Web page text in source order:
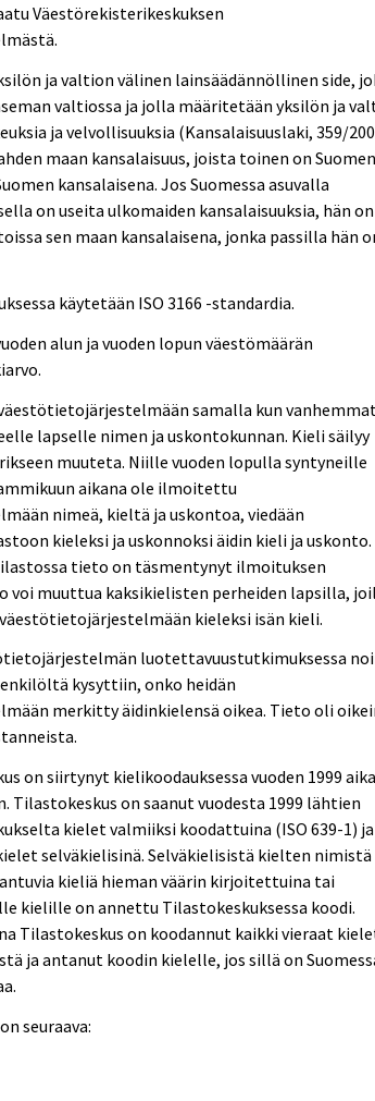
Väestörekisterikeskuksen
ja valtion välinen lainsäädännöllinen side,
valtiossa ja jolla määritetään yksilön ja
ja velvollisuuksia (Kansalaisuuslaki, 359/
maan kansalaisuus, joista toinen on
kansalaisena. Jos Suomessa asuvalla
on useita ulkomaiden kansalaisuuksia, hän on
sen maan kansalaisena, jonka passilla hän
käytetään ISO 3166 -standardia.
alun ja vuoden lopun väestömäärän
samalla kun vanhemmat
lapselle nimen ja uskontokunnan. Kieli säilyy
muuteta. Niille vuoden lopulla syntyneille
aikana ole ilmoitettu
nimeä, kieltä ja uskontoa, viedään
kieleksi ja uskonnoksi äidin kieli ja uskonto.
tieto on täsmentynyt ilmoituksen
voi muuttua kaksikielisten perheiden lapsilla,
kieleksi isän kieli.
luotettavuustutkimuksessa
kysyttiin, onko heidän
merkitty äidinkielensä oikea. Tieto oli
on siirtynyt kielikoodauksessa vuoden 1999
Tilastokeskus on saanut vuodesta 1999 lähtien
kielet valmiiksi koodattuina (ISO 639-1) ja
selväkielisinä. Selväkielisistä kielten nimistä
kieliä hieman väärin kirjoitettuina tai
kielille on annettu Tilastokeskuksessa koodi.
Tilastokeskus on koodannut kaikki vieraat
ja antanut koodin kielelle, jos sillä on
seuraava: